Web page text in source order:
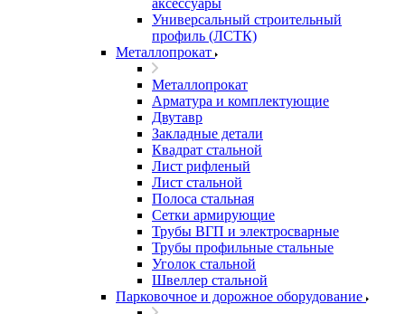
аксессуары
Универсальный строительный
профиль (ЛСТК)
Металлопрокат
Металлопрокат
Арматура и комплектующие
Двутавр
Закладные детали
Квадрат стальной
Лист рифленый
Лист стальной
Полоса стальная
Сетки армирующие
Трубы ВГП и электросварные
Трубы профильные стальные
Уголок стальной
Швеллер стальной
Парковочное и дорожное оборудование